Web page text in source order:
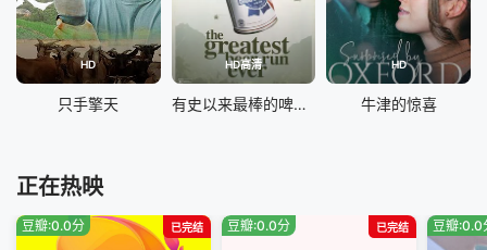
HD
只手擎天
HD高清
有史以来最棒的啤酒运送（2022）
HD
牛津的惊喜
正在热映
已完结
豆瓣:0.0分 已完结
豆瓣:0.0分 豆瓣:0.0